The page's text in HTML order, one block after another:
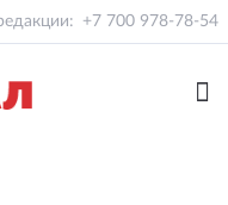
+7 700 978-78-54